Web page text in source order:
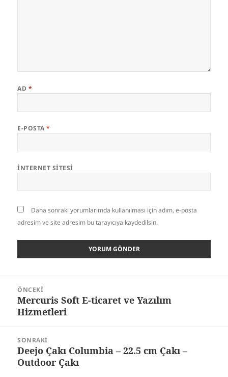
AD *
E-POSTA*
İNTERNET SITESI
Daha sonraki yorumlarımda kullanılması için adım, e-posta
adresim ve site adresim bu tarayıcıya kaydedilsin.
gezinmesi
ÖNCEKI
Önceki
yazı:
Mercuris Soft E-ticaret ve Yazılım
Hizmetleri
SONRAKI
Sonraki
yazı:
Deejo Çakı Columbia – 22.5 cm Çakı –
Outdoor Çakı